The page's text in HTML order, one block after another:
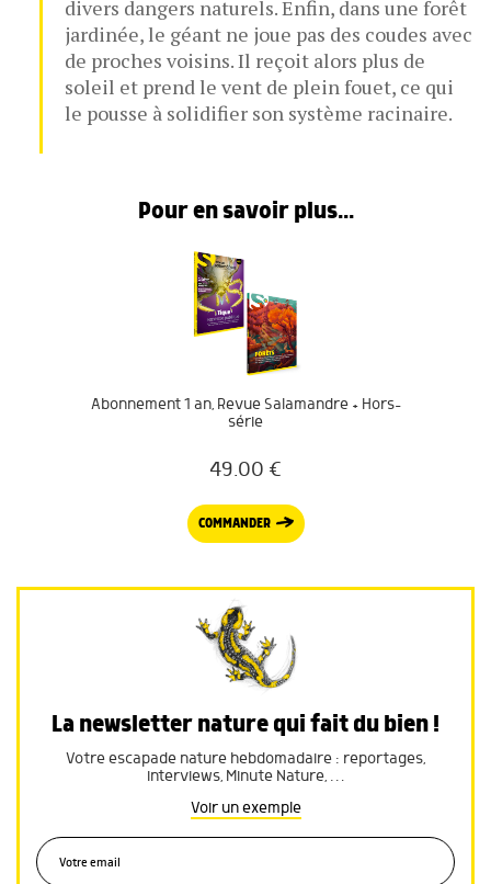
divers dangers naturels. Enfin, dans une forêt
jardinée, le géant ne joue pas des coudes avec
de proches voisins. Il reçoit alors plus de
soleil et prend le vent de plein fouet, ce qui
le pousse à solidifier son système racinaire.
Pour en savoir plus...
Abonnement 1 an, Revue Salamandre + Hors-
série
49.00 €
COMMANDER
La newsletter nature qui fait du bien !
Votre escapade nature hebdomadaire : reportages,
interviews, Minute Nature, …
Voir un exemple